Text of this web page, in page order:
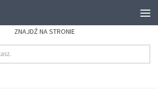
ZNAJDŹ NA STRONIE